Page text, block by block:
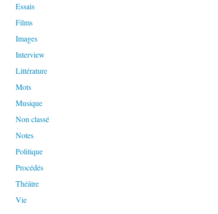
Essais
Films
Images
Interview
Littérature
Mots
Musique
Non classé
Notes
Politique
Procédés
Théâtre
Vie